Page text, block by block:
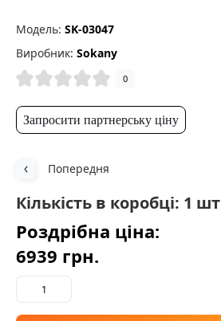
Модель: SK-03047
Виробник: Sokany
0
Запросити партнерську ціну
Попередня
Кількість в коробці: 1 шт
Роздрібна ціна:
6939 грн.